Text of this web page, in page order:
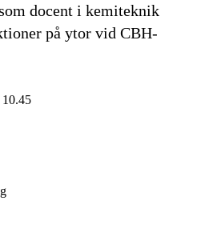
docent i kemiteknik
på ytor vid CBH-